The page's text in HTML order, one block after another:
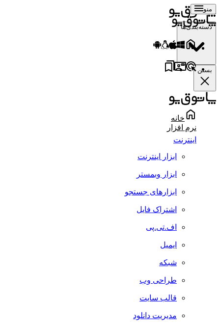
منو
دسته‌بندی‌ها
بستن
خانه
نرم افزار
اینترنت
ابزار اینترنت
ابزار وبمستر
ابزارهای جستجو
اشتراک فایل
اف.تی.پی
ایمیل
شبکه
طراحی وب
قالب سایت
مدیریت دانلود